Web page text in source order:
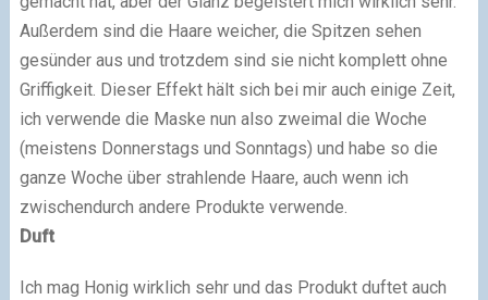
Außerdem sind die Haare weicher, die Spitzen sehen
gesünder aus und trotzdem sind sie nicht komplett ohne
Griffigkeit. Dieser Effekt hält sich bei mir auch einige Zeit,
ich verwende die Maske nun also zweimal die Woche
(meistens Donnerstags und Sonntags) und habe so die
ganze Woche über strahlende Haare, auch wenn ich
zwischendurch andere Produkte verwende.
Duft
Ich mag Honig wirklich sehr und das Produkt duftet auch